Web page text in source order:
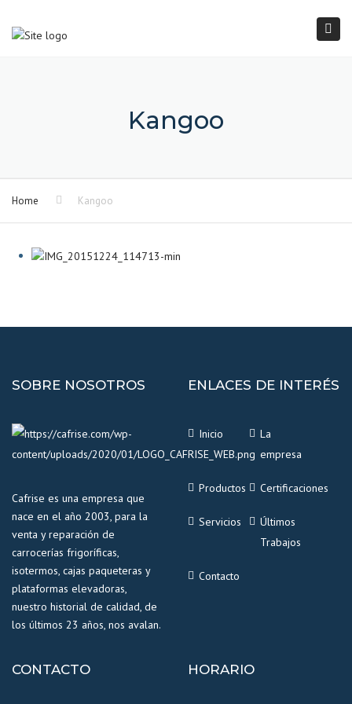
Kangoo
Home Kangoo
SOBRE NOSOTROS
Cafrise es una empresa que
nace en el año 2003, para la
venta y reparación de
carrocerías frigoríficas,
isotermos, cajas paqueteras y
plataformas elevadoras,
nuestro historial de calidad, de
los últimos 23 años, nos avalan.
ENLACES DE INTERÉS
Inicio
La
empresa
Productos Certificaciones
Servicios
Últimos
Trabajos
Contacto
CONTACTO HORARIO